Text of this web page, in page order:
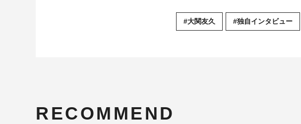
#大関友久 #独自インタビュー
RECOMMEND